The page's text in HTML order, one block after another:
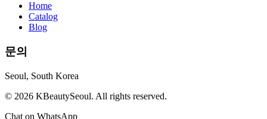
Home
Catalog
Blog
문의
Seoul, South Korea
© 2026 KBeautySeoul. All rights reserved.
Chat on WhatsApp